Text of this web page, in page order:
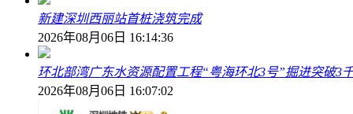
新建深圳西丽站首桩浇筑完成
2026年08月06日 16:14:36
环北部湾广东水资源配置工程“粤海环北3号”掘进突破3
2026年08月06日 16:07:02